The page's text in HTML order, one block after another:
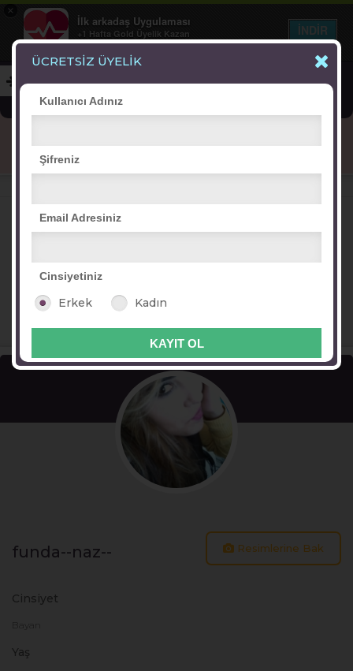
×
İlk arkadaş Uygulaması
+1 Hafta Gold Üyelik Kazan
Bedava - com.ilk.arkadas
İNDİR
Online Erkekler(381)
nurcan su Fatos_811
funda--naz-- Resimlerine Bak
Cinsiyet
Yaş
ÜCRETSİZ ÜYELİK
Kullanıcı Adınız
Şifreniz
Email Adresiniz
Cinsiyetiniz
Erkek Kadın